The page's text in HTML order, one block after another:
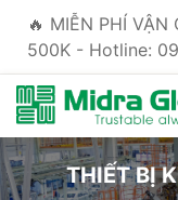
🔥 MIỄN PHÍ
500K - Hotline:
THIẾT BỊ